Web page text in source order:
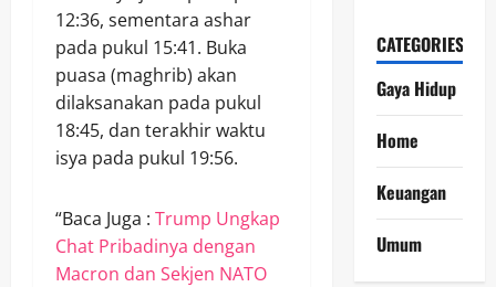
12:36, sementara ashar
pada pukul 15:41. Buka
puasa (maghrib) akan
dilaksanakan pada pukul
18:45, dan terakhir waktu
isya pada pukul 19:56.
“Baca Juga : Trump Ungkap
Chat Pribadinya dengan
Macron dan Sekjen NATO
CATEGORIES
Gaya Hidup
Home
Keuangan
Umum